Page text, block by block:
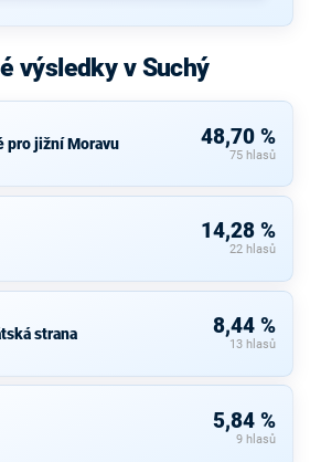
výsledky v Suchý
pro jižní Moravu 48,70 %
75 hlasů
14,28 %
22 hlasů
strana 8,44 %
13 hlasů
5,84 %
9 hlasů